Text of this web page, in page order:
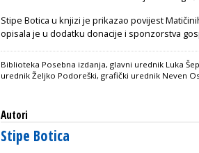
Stipe Botica u knjizi je prikazao povijest
opisala je u dodatku donacije i sponzorstva
Biblioteka Posebna izdanja, glavni urednik Luka
urednik Željko Podoreški, grafički urednik Neven
Autori
Stipe Botica